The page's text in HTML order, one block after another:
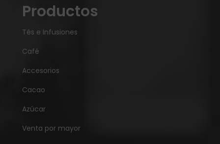
Productos
Tés e Infusiones
Café
Accesorios
Cacao
Azúcar
Venta por mayor